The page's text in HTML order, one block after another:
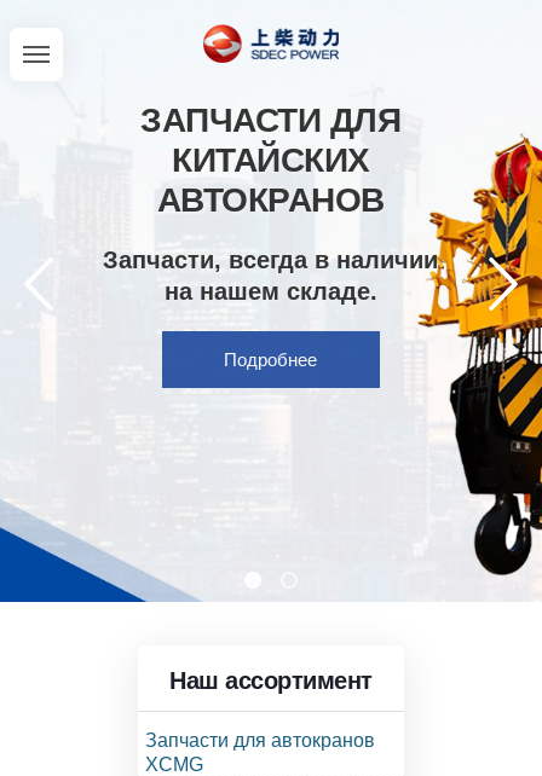
ЗАПЧАСТИ ДЛЯ
КИТАЙСКИХ
АВТОКРАНОВ
Запчасти, всегда в наличии
на нашем складе.
Подробнее
Наш ассортимент
Запчасти для автокранов
XCMG